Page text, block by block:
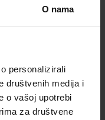
O nama
personalizirali
društvenih medija i
o vašoj upotrebi
za društvene
Budojević
€